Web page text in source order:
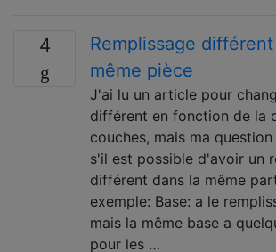
4
Remplissage
même pièce
J'ai lu un article pour
différent en fonction de la
couches, mais ma
s'il est possible d'avoir un
différent dans la même
exemple: Base: a le
mais la même base a
pour les …